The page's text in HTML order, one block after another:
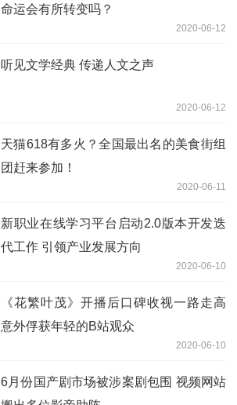
命运会有所转变吗？
2020-06-12
听见文学经典 传递人文之声
2020-06-12
天猫618有多火？全国最出名的美食街组
团赶来参加！
2020-06-11
新职业在线学习平台启动2.0版本开发迭
代工作 引领产业发展方向
2020-06-10
《花繁叶茂》开播后口碑收视一路走高
意外俘获年轻的B站观众
2020-06-10
6月份国产剧市场被涉案剧包围 视频网站